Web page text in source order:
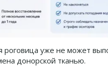
роговица уже не может
донорской тканью.